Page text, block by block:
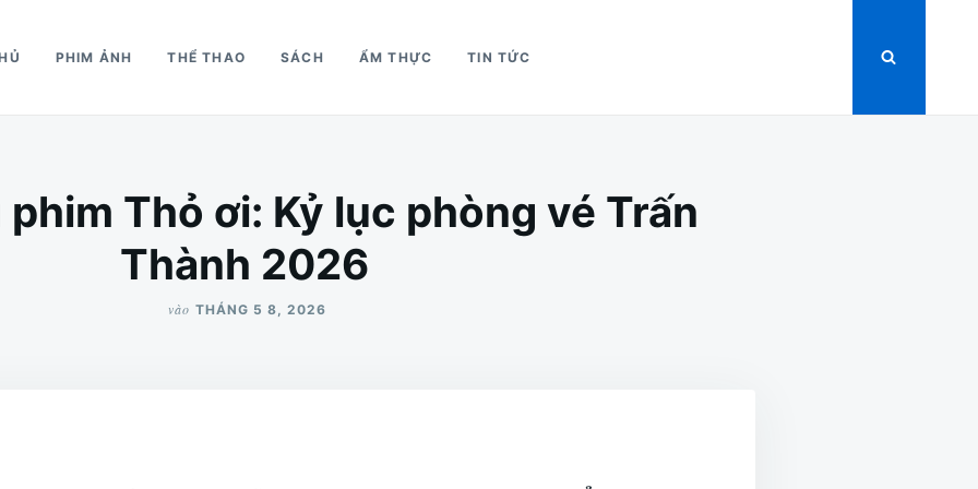
PHIM ẢNH THỂ THAO SÁCH ẨM THỰC TIN TỨC
Thỏ ơi: Kỷ lục phòng vé Trấn
Thành 2026
vào THÁNG 5 8, 2026